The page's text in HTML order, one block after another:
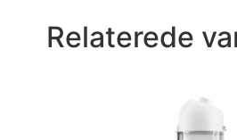
Relaterede